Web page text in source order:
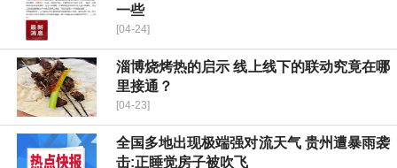
一些
[04-24]
淄博烧烤热的启示 线上线下的联动究竟在哪
里接通？
[04-23]
全国多地出现极端强对流天气 贵州遭暴雨袭
击:正睡觉房子被吹飞